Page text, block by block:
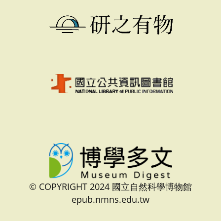
© COPYRIGHT 2024 國立自然科學博物館
epub.nmns.edu.tw